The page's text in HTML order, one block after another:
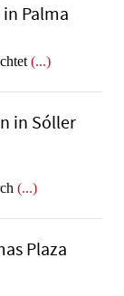
Palma
(...)
in Sóller
(...)
Plaza